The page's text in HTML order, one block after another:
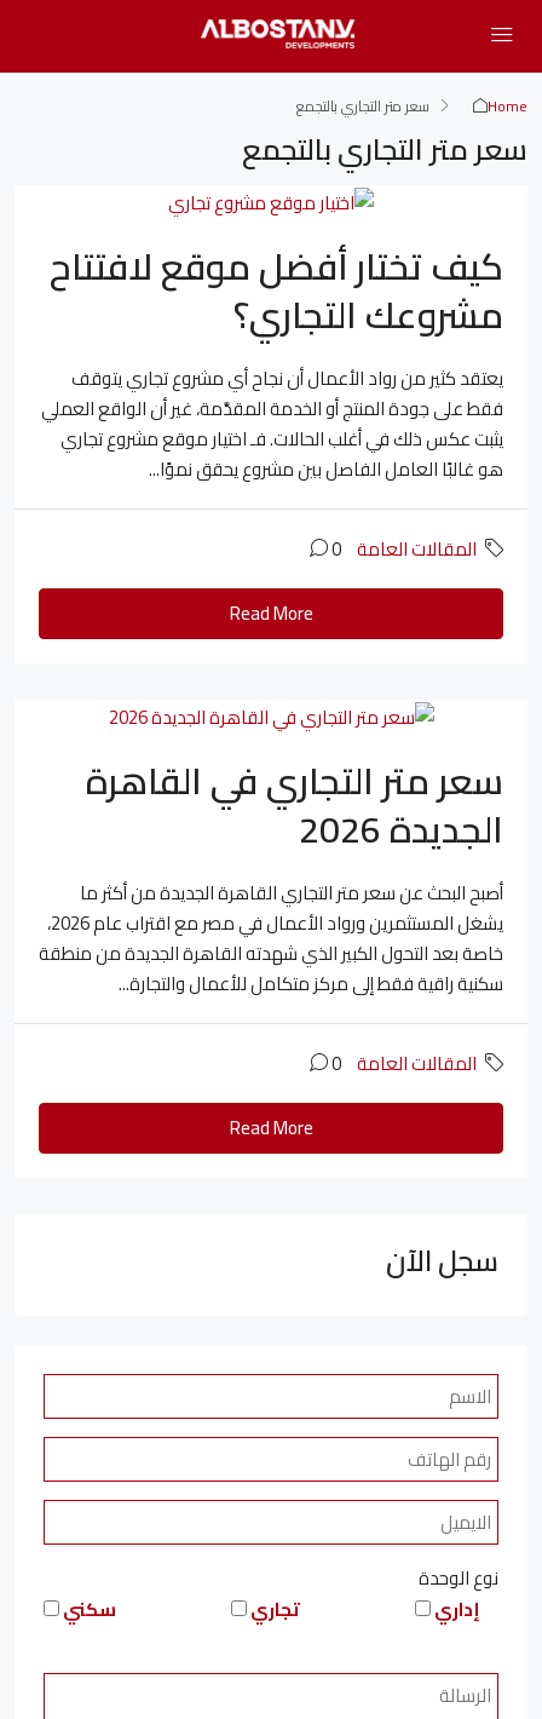
Home سعر متر التجاري بالتجمع
سعر متر التجاري بالتجمع
كيف تختار أفضل موقع لافتتاح
مشروعك التجاري؟
يعتقد كثير من رواد الأعمال أن نجاح أي مشروع تجاري يتوقف
فقط على جودة المنتج أو الخدمة المقدَّمة، غير أن الواقع العملي
يثبت عكس ذلك في أغلب الحالات. فـ اختيار موقع مشروع تجاري
هو غالبًا العامل الفاصل بين مشروع يحقق نموًا...
المقالات العامة 0
Read More
سعر متر التجاري في القاهرة
الجديدة 2026
أصبح البحث عن سعر متر التجاري القاهرة الجديدة من أكثر ما
يشغل المستثمرين ورواد الأعمال في مصر مع اقتراب عام 2026،
خاصة بعد التحول الكبير الذي شهدته القاهرة الجديدة من منطقة
سكنية راقية فقط إلى مركز متكامل للأعمال والتجارة...
المقالات العامة 0
Read More
سجل الآن
نوع الوحدة
سكني
تجاري إداري